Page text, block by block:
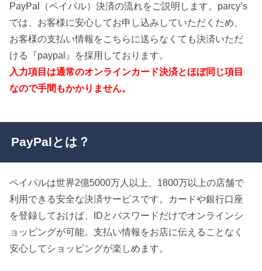
PayPal（ペイパル）決済の流れをご説明します。parcy’s
では、お客様に安心してお申し込みしていただくため、
お客様の支払い情報をこちらに送らなくても決済いただ
ける『paypal』を採用しております。
入力項目は通常のオンラインカード決済とほぼ同じ項目
なので手間もかかりません。
PayPalとは？
ペイパルは世界2億5000万人以上、1800万以上の店舗で
利用できる安全な決済サービスです。カードや銀行口座
を登録しておけば、IDとパスワードだけでオンラインシ
ョッピングが可能。支払い情報をお店に伝えることなく
安心してショッピングが楽しめます。